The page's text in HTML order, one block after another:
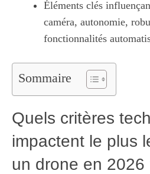
Éléments clés
caméra, autonomie,
fonctionnalités
Sommaire
Quels critères
impactent le plus
un drone en 2026